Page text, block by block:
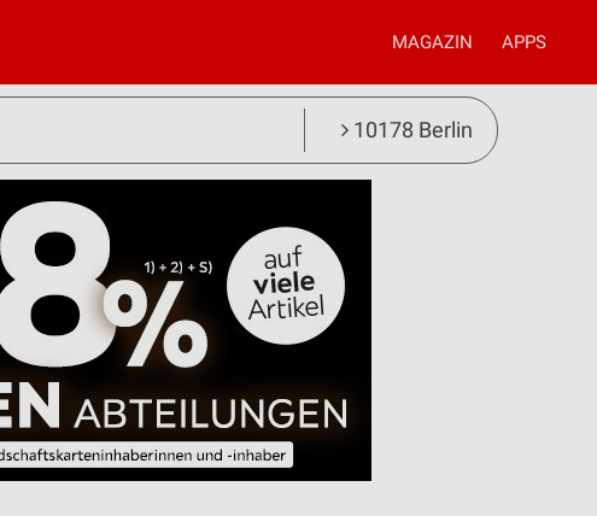
MAGAZIN APPS
10178 Berlin